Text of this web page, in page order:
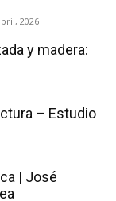
2026
y madera:
– Estudio
| José